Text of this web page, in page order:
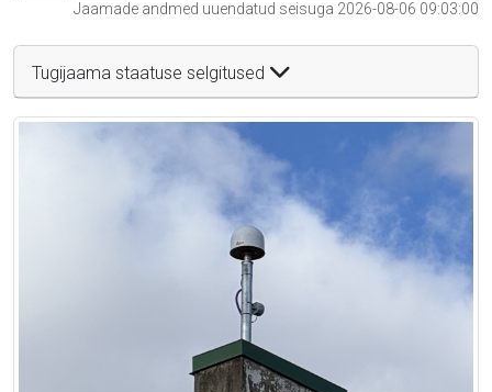
Jaamade andmed uuendatud seisuga 2026-08-06 09:03:00
Tugijaama staatuse selgitused